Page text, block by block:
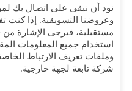
نود أن نبقى على اتصال بك
وعروضنا التسويقية. إذا كنت
مستقبلية، فيرجى الإشارة من
استخدام جميع المعلومات
وملفات تعريف الارتباط
شركة تابعة لجهة خارجية.